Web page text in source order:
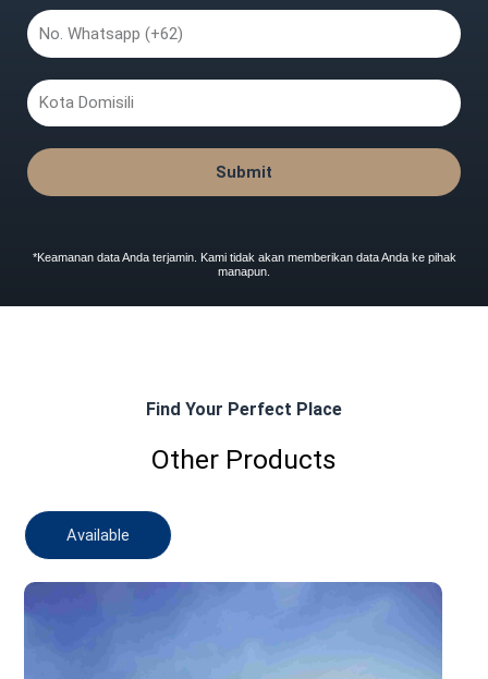
No.
Whatsapp
Kota
Domisili
Submit
*Keamanan data Anda terjamin. Kami tidak akan memberikan data Anda ke pihak
manapun.
Find Your Perfect Place
Other Products
Available